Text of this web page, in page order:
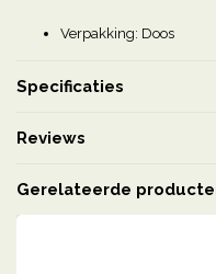
Verpakking: Doos
Specificaties
Reviews
Gerelateerde